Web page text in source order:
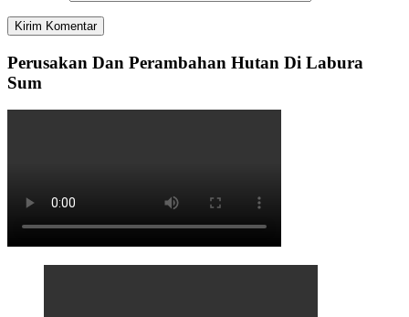
Perusakan Dan Perambahan Hutan Di Labura
Sum